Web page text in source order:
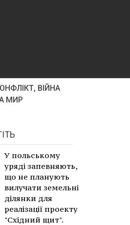
ВІЙНА
МИР
У польському
уряді запевняють,
що не планують
вилучати земельні
ділянки для
реалізації проекту
"Східний щит".